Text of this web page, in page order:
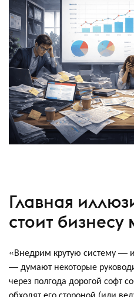
Главная
стоит
«Внедрим крутую систему —
— думают некоторые
через полгода дорогой софт
обходят его стороной (или